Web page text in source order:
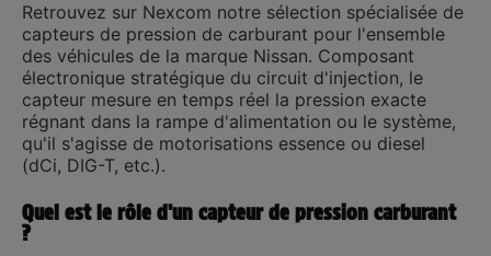
Retrouvez sur Nexcom notre sélection spécialisée de
capteurs de pression de carburant pour l'ensemble
des véhicules de la marque Nissan. Composant
électronique stratégique du circuit d'injection, le
capteur mesure en temps réel la pression exacte
régnant dans la rampe d'alimentation ou le système,
qu'il s'agisse de motorisations essence ou diesel
(dCi, DIG-T, etc.).
Quel est le rôle d'un capteur de pression carburant
?